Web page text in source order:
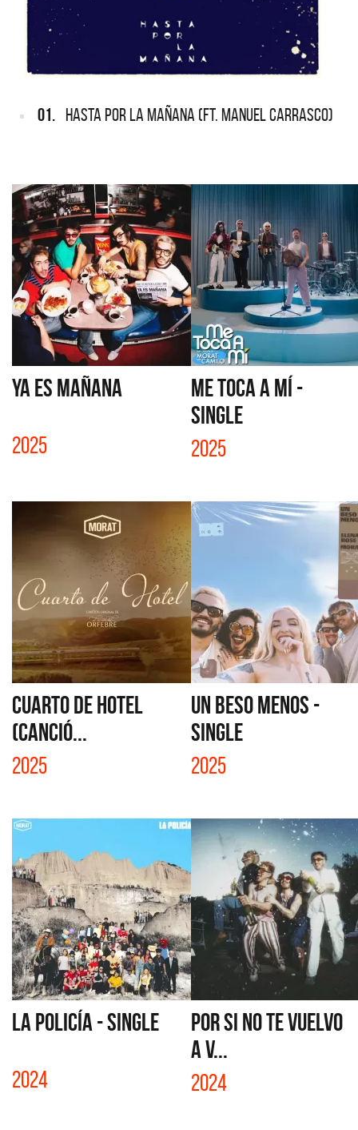
01. HASTA POR LA MAÑANA (FT. MANUEL CARRASCO)
YA ES MAÑANA
2025
ME TOCA A MÍ -
SINGLE
2025
CUARTO DE HOTEL
(CANCIÓ...
2025
UN BESO MENOS -
SINGLE
2025
LA POLICÍA - SINGLE
2024
POR SI NO TE VUELVO
A V...
2024